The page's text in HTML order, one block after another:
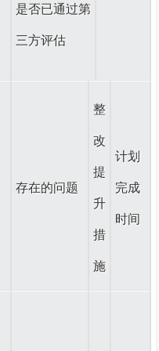
是否已通过第
三方评估
存在的问题
整
改
提
升
措
施
计划
完成
时间